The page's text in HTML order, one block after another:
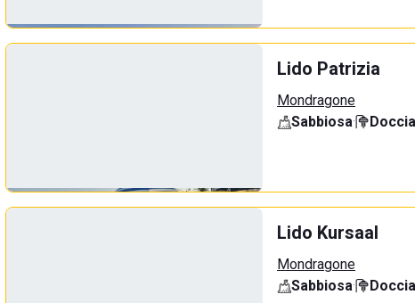
Lido Patrizia
Mondragone
Sabbiosa·
Lido Kursaal
Mondragone
Sabbiosa·